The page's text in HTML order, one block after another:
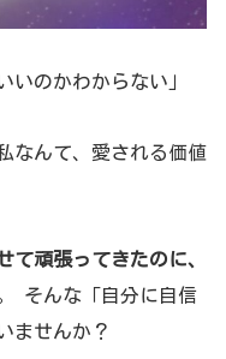
いのかわからない」
なんて、愛される価値
て頑張ってきたのに、
そんな「自分に自信
ませんか？